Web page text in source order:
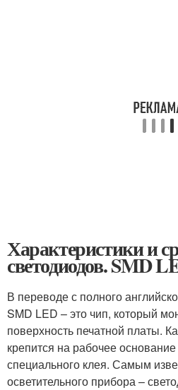
Характеристики и
светодиодов. SMD
В переводе с полного
SMD LED – это чип, который
поверхность печатной платы.
крепится на рабочее
специального клея. Самым
осветительного прибора –